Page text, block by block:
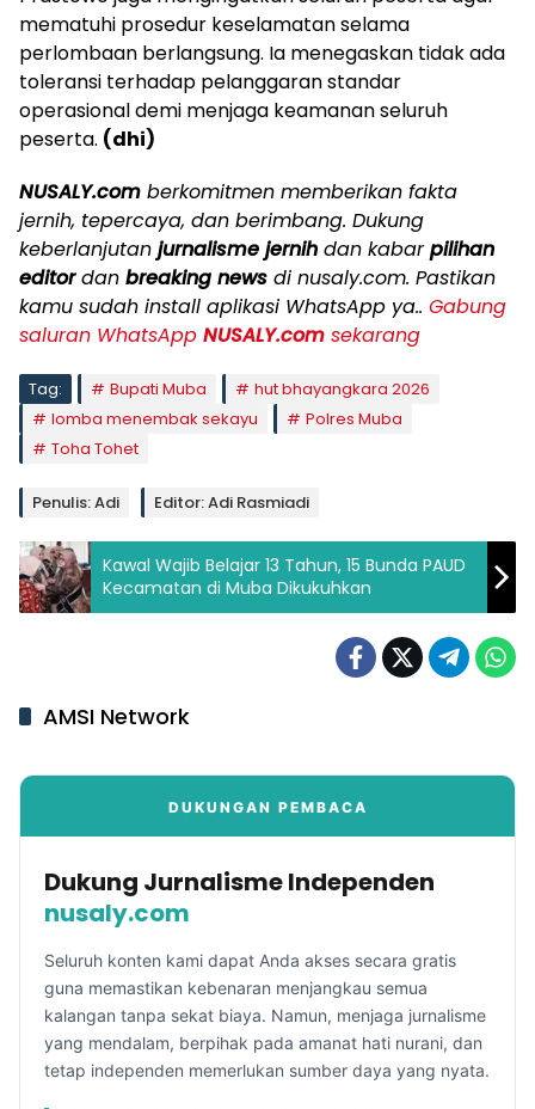
mematuhi prosedur keselamatan selama
perlombaan berlangsung. Ia menegaskan tidak ada
toleransi terhadap pelanggaran standar
operasional demi menjaga keamanan seluruh
peserta. (dhi)
NUSALY.com berkomitmen memberikan fakta
jernih, tepercaya, dan berimbang. Dukung
keberlanjutan jurnalisme jernih dan kabarpilihan
editordan breaking news di nusaly.com. Pastikan
kamu sudah install aplikasi WhatsApp ya.. Gabung
saluran WhatsApp NUSALY.com sekarang
Tag: Bupati Muba
hut bhayangkara 2026
lomba menembak sekayu
Polres Muba
Toha Tohet
Penulis: Adi Editor: Adi Rasmiadi
Kawal Wajib Belajar 13 Tahun, 15 Bunda PAUD
Kecamatan di Muba Dikukuhkan
AMSI Network
DUKUNGAN PEMBACA
Dukung Jurnalisme Independen
nusaly.com
Seluruh konten kami dapat Anda akses secara gratis
guna memastikan kebenaran menjangkau semua
kalangan tanpa sekat biaya. Namun, menjaga jurnalisme
yang mendalam, berpihak pada amanat hati nurani, dan
tetap independen memerlukan sumber daya yang nyata.